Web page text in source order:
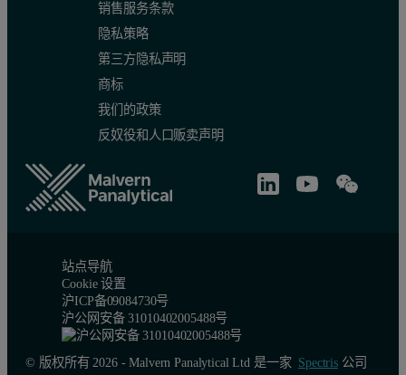
销售服务条款
隐私策略
第三方隐私声明
商标
我们的政策
反奴役和人口贩卖声明
站点导航
Cookie 设置
沪ICP备09084730号
沪公网安备 31010402005488号
© 版权所有 2026 - Malvern Panalytical Ltd 是一家 Spectris公司